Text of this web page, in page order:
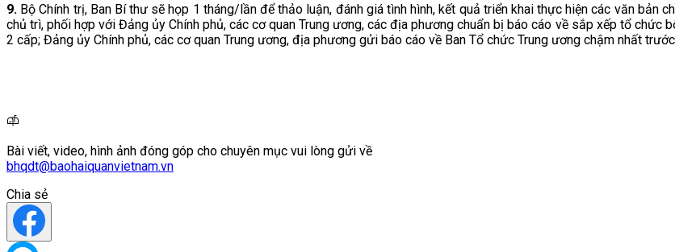
9. Bộ Chính trị, Ban Bí thư sẽ họp 1 tháng/lần để thảo luận, đánh giá tình hình, kết quả triển khai thực hiện các văn bản
chủ trì, phối hợp với Đảng ủy Chính phủ, các cơ quan Trung ương, các địa phương chuẩn bị báo cáo về sắp xếp tổ chức
2 cấp; Đảng ủy Chính phủ, các cơ quan Trung ương, địa phương gửi báo cáo về Ban Tổ chức Trung ương chậm nhất
Bài viết, video, hình ảnh đóng góp cho chuyên mục vui lòng gửi về
bhqdt@baohaiquanvietnam.vn
Chia sẻ